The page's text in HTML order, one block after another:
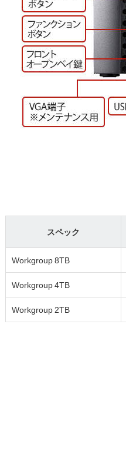
スペック
Workgroup 8TB
Workgroup 4TB
Workgroup 2TB